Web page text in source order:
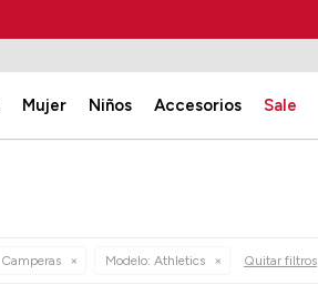
Mujer Niños Accesorios Sale
Camperas Modelo: Athletics Quitar filtros